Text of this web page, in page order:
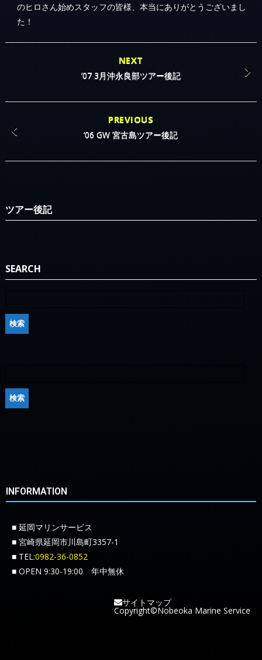
のヒロさん始めスタッフの皆様、本当にありがとうございまし
た！
NEXT
’07 3月沖永良部ツアー後記
PREVIOUS
’06 GW 宮古島ツアー後記
ツアー後記
SEARCH
INFORMATION
■ 延岡マリンサービス
■ 宮崎県延岡市川島町3357-1
■ TEL:0982-36-0852
■ OPEN 9:30-19:00 年中無休
サイトマップ
Copyright©Nobeoka Marine Service